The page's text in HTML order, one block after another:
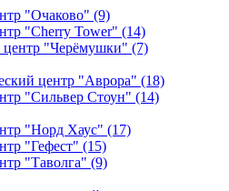
"Очаково" (9)
"Cherry Tower" (14)
центр "Черёмушки" (7)
центр "Аврора" (18)
"Сильвер Стоун" (14)
"Норд Хаус" (17)
"Гефест" (15)
"Таволга" (9)